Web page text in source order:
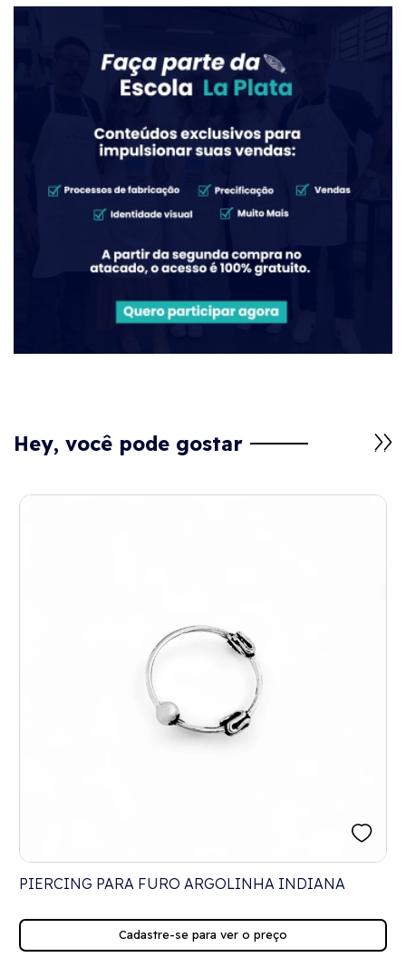
Hey, você pode gostar
PIERCING PARA FURO ARGOLINHA INDIANA
Cadastre-se para ver o preço